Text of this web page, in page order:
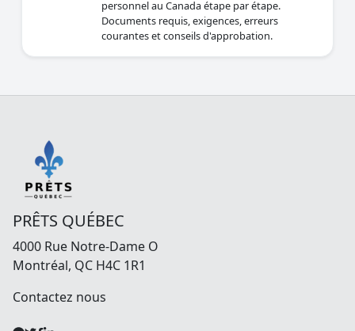
personnel au Canada étape par étape.
Documents requis, exigences, erreurs
courantes et conseils d'approbation.
PRÊTS QUÉBEC
4000 Rue Notre-Dame O
Montréal, QC H4C 1R1
Contactez nous